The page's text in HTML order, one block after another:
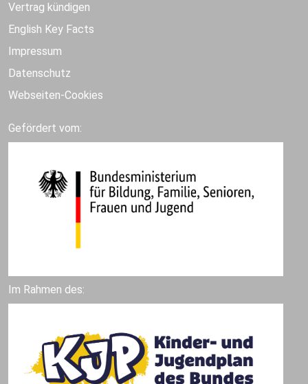
Vertrag kündigen
English Key Facts
Impressum
Datenschutz
Webseiten-Cookies
Gefördert vom:
Im Rahmen des: